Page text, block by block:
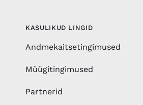
KASULIKUD LINGID
Andmekaitsetingimused
Müügitingimused
Partnerid